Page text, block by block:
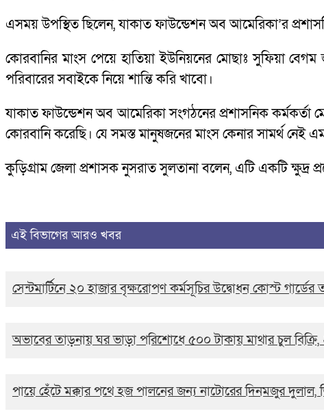
এসময় উপস্থিত ছিলেন, যাকাত ফাউন্ডেশন অব আমেরিকা’র
কোরবানির মাংস পেয়ে হাতিয়া ইউনিয়নের মোছাঃ সুফিয়া
পরিবারের সবাইকে নিয়ে শান্তি করি খাবো।
যাকাত ফাউন্ডেশন অব আমেরিকা সংগঠনের প্রশাসনিক
কোরবানি করেছি। যে সমস্ত মানুষজনের মাংস কেনার সামর্থ
কুড়িগ্রাম জেলা প্রশাসক নুসরাত সুলতানা বলেন, এটি একটি ক্ষুদ্র
এই বিভাগের আরও খবর
সেন্টমার্টিনে ২০ হাজার বৃক্ষরোপণ কর্মসূচির উদ্বোধন কোস্ট
অভাবের তাড়নায় ঘর ভাড়া পরিশোধে ৫০০ টাকায় মাথার চুল বিক্রি,
পায়ে হেঁটে মক্কার পথে হজ পালনের জন্য নাটোরের দিনমজুর দুলাল,